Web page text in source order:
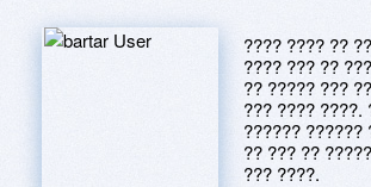
???? ???? ??
???? ??? ??
?? ????? ???
??? ???? ????.
?????? ??????
?? ??? ??
??? ????.